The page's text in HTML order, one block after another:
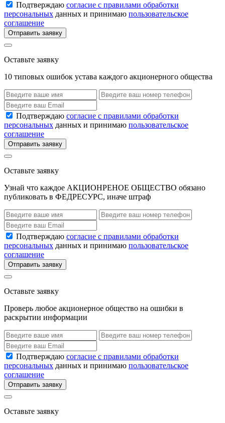
Подтверждаю согласие с правилами обработки
персональных данных и принимаю пользовательское
соглашение
Отправить заявку
Оставьте заявку
10 типовых ошибок устава каждого акционерного общества
Подтверждаю согласие с правилами обработки
персональных данных и принимаю пользовательское
соглашение
Отправить заявку
Оставьте заявку
Узнай что каждое АКЦИОНРЕНОЕ ОБЩЕСТВО обязано
публиковать в ФЕДРЕСУРС, иначе штраф
Подтверждаю согласие с правилами обработки
персональных данных и принимаю пользовательское
соглашение
Отправить заявку
Оставьте заявку
Проверь любое акционерное общество на ошибки в
раскрытии информации
Подтверждаю согласие с правилами обработки
персональных данных и принимаю пользовательское
соглашение
Отправить заявку
Оставьте заявку